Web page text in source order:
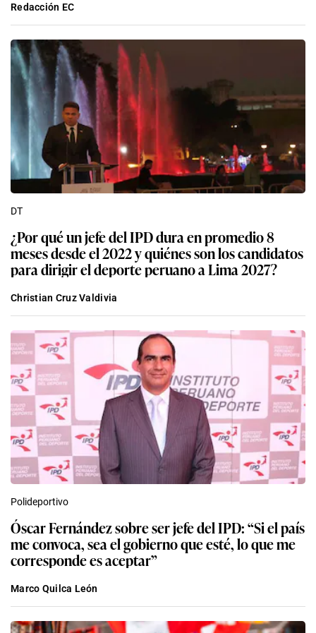
Redacción EC
DT
¿Por qué un jefe del IPD dura en promedio 8
meses desde el 2022 y quiénes son los candidatos
para dirigir el deporte peruano a Lima 2027?
Christian Cruz Valdivia
Polideportivo
Óscar Fernández sobre ser jefe del IPD: “Si el país
me convoca, sea el gobierno que esté, lo que me
corresponde es aceptar”
Marco Quilca León